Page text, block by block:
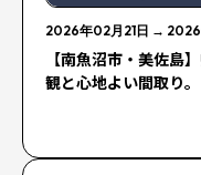
2026年02月21日 →
【南魚沼市・美佐島
観と心地よい間取り。